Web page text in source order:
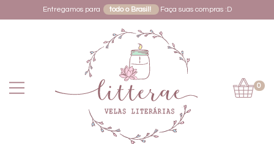
Entregamos para todo o Brasil! Faça suas compras :D
0